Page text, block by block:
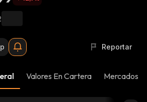
Reportar
Valores En Cartera Mercados